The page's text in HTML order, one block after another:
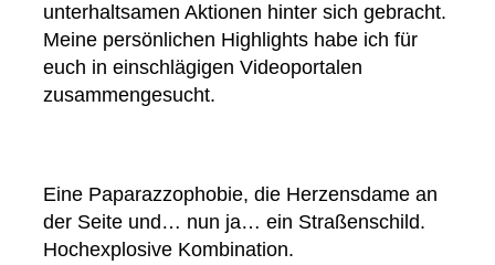
unterhaltsamen Aktionen hinter sich gebracht.
Meine persönlichen Highlights habe ich für
euch in einschlägigen Videoportalen
zusammengesucht.
Eine Paparazzophobie, die Herzensdame an
der Seite und… nun ja… ein Straßenschild.
Hochexplosive Kombination.